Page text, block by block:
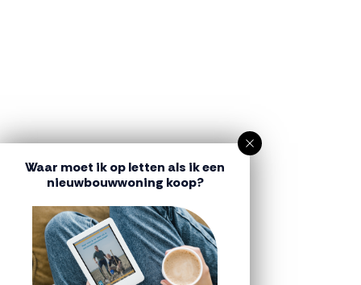
Waar moet ik op letten als ik een
nieuwbouwwoning koop?